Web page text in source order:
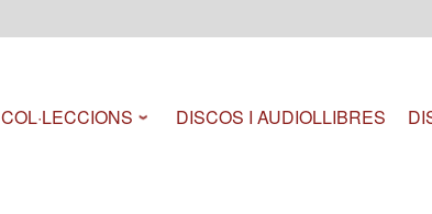
COL·LECCIONS DISCOS I AUDIOLLIBRES